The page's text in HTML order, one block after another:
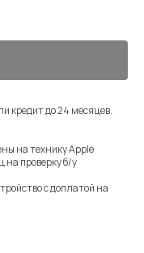
кредит до 24 месяцев.
на технику Apple
на проверку б/у
с доплатой на